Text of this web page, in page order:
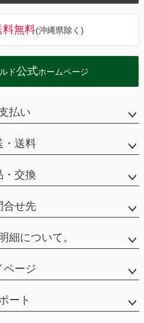
へ
料無料(沖縄県除く)
ド公式ホームページ
払い
・送料
・交換
合せ先
細について。
ページ
ート